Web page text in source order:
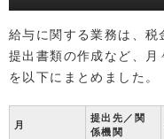
給与に関する業務は、
提出書類の作成など、
を以下にまとめました。
月
提出先／関
係機関